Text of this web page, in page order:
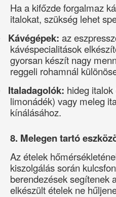
Ha a kifőzde forgalmaz
italokat, szükség lehet
Kávégépek: az
kávéspecialitások
gyorsan készít nagy
reggeli rohamnál
Italadagolók: hideg
limonádék) vagy meleg
kínálásához.
8. Melegen tartó
Az ételek
kiszolgálás során
berendezések segítenek
elkészült ételek ne